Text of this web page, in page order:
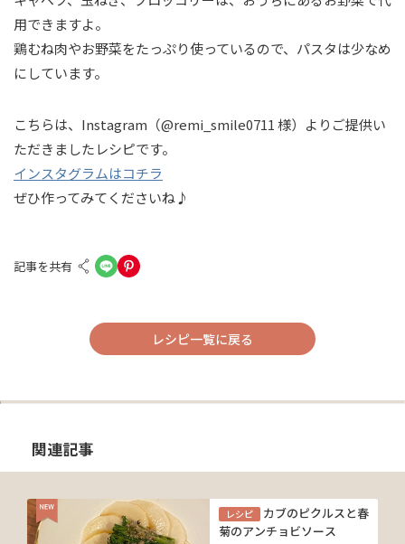
用できますよ。
鶏むね肉やお野菜をたっぷり使っているので、パスタは少なめ
にしています。
こちらは、Instagram（@remi_smile0711 様）よりご提供い
ただきましたレシピです。
インスタグラムはコチラ
ぜひ作ってみてくださいね♪
記事を共有
レシピ一覧に戻る
関連記事
レシピ
カブのピクルスと春
菊のアンチョビソース